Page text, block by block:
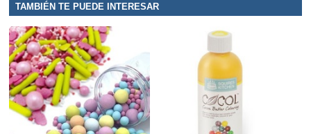
TAMBIÉN TE PUEDE INTERESAR